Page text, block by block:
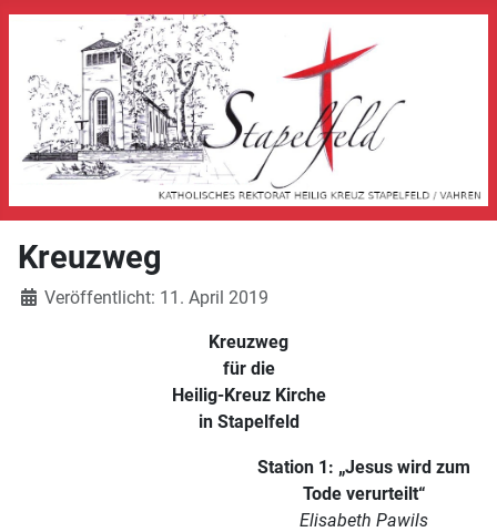
Kreuzweg
Veröffentlicht: 11. April 2019
Kreuzweg
für die
Heilig-Kreuz Kirche
in Stapelfeld
Station 1: „Jesus wird zum
Tode verurteilt“
Elisabeth Pawils